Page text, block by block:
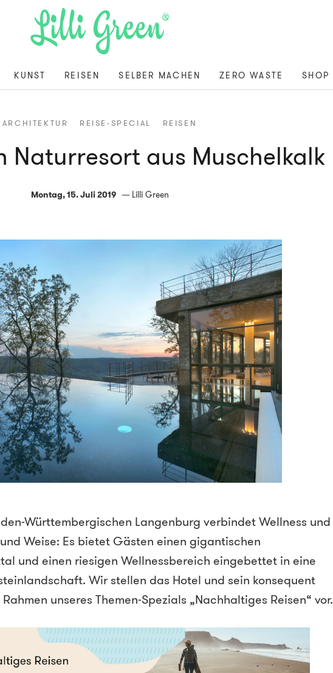
KUNST REISEN SELBER MACHEN ZERO WASTE SHOP
ARCHITEKTUR REISE-SPECIAL REISEN
Naturresort aus Muschelkalk
Montag, 15. Juli 2019 Lilli Green
Württembergischen Langenburg verbindet Wellness und
Weise: Es bietet Gästen einen gigantischen
und einen riesigen Wellnessbereich eingebettet in eine
Wir stellen das Hotel und sein konsequent
unseres Themen-Spezials „Nachhaltiges Reisen“ vor.